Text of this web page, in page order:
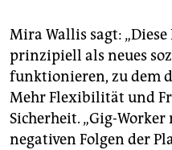
Mira Wallis sagt:
prinzipiell als neues
funktionieren, zu dem
Mehr Flexibilität und
Sicherheit. „Gig-
negativen Folgen der